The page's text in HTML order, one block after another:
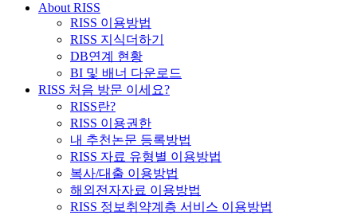
About RISS
RISS 이용방법
RISS 지식더하기
DB연계 현황
BI 및 배너 다운로드
RISS 처음 방문 이세요?
RISS란?
RISS 이용권한
내 추천논문 등록방법
RISS 자료 유형별 이용방법
복사/대출 이용방법
해외전자자료 이용방법
RISS 정보취약계층 서비스 이용방법